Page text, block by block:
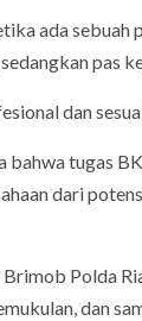
ada
pas
dan
bahwa tugas
dari
Polda
dan